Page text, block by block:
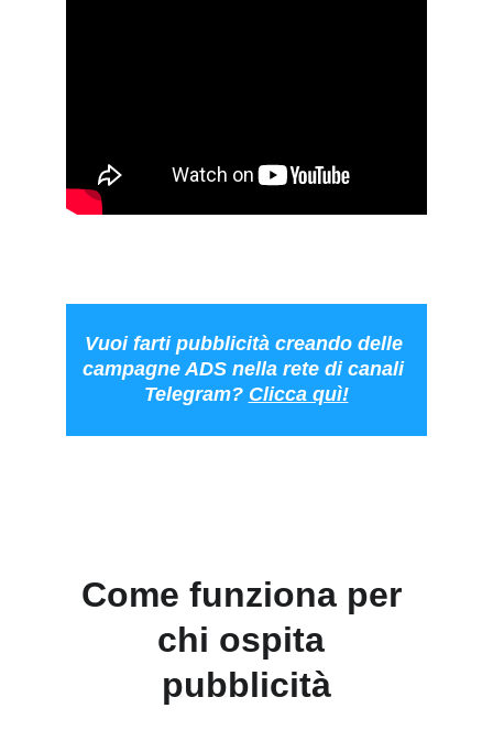
Come funziona per
chi ospita
pubblicità
Vuoi farti pubblicità creando delle
campagne ADS nella rete di canali
Telegram? Clicca quì!